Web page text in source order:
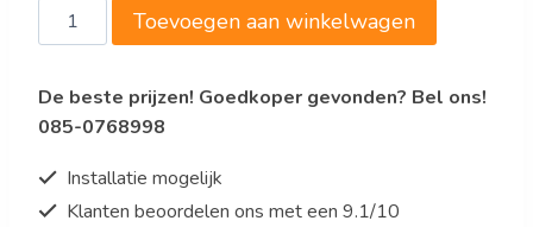
mm
Kit
CL50E
Toevoegen aan winkelwagen
De beste prijzen! Goedkoper gevonden? Bel ons!
085-0768998
Installatie mogelijk
Klanten beoordelen ons met een 9.1/10